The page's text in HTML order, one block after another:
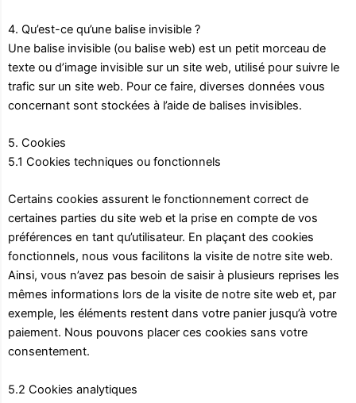
4. Qu’est-ce qu’une balise invisible ?
Une balise invisible (ou balise web) est un petit morceau de
texte ou d’image invisible sur un site web, utilisé pour suivre le
trafic sur un site web. Pour ce faire, diverses données vous
concernant sont stockées à l’aide de balises invisibles.
5. Cookies
5.1 Cookies techniques ou fonctionnels
Certains cookies assurent le fonctionnement correct de
certaines parties du site web et la prise en compte de vos
préférences en tant qu’utilisateur. En plaçant des cookies
fonctionnels, nous vous facilitons la visite de notre site web.
Ainsi, vous n’avez pas besoin de saisir à plusieurs reprises les
mêmes informations lors de la visite de notre site web et, par
exemple, les éléments restent dans votre panier jusqu’à votre
paiement. Nous pouvons placer ces cookies sans votre
consentement.
5.2 Cookies analytiques